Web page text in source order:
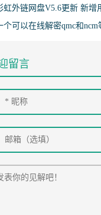
虹外链网盘V5.6更新 新增
个可以在线解密qmc和
留言